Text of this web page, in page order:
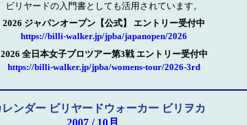
ビリヤードの入門書としても活用されています。
2026 ジャパンオープン【公式】 エントリー受付中
https://billi-walker.jp/jpba/japanopen/2026
2026 全日本女子プロツアー第3戦 エントリー受付中
https://billi-walker.jp/jpba/womens-tour/2026-3rd